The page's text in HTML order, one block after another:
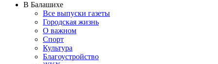
В Балашихе
Все выпуски газеты
Городская жизнь
О важном
Спорт
Культура
Благоустройство